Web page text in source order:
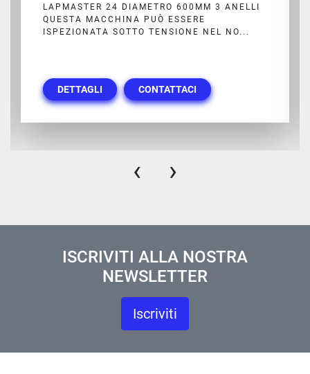
LAPMASTER 24 DIAMETRO 600MM 3 ANELLI
QUESTA MACCHINA PUÒ ESSERE
ISPEZIONATA SOTTO TENSIONE NEL NO...
DETTAGLI CONTATTACI
‹ ›
ISCRIVITI ALLA NOSTRA
NEWSLETTER
Iscriviti